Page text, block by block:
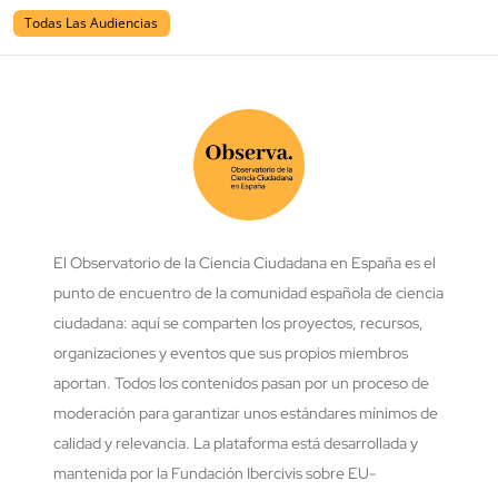
Todas Las Audiencias
El Observatorio de la Ciencia Ciudadana en España es el
punto de encuentro de la comunidad española de ciencia
ciudadana: aquí se comparten los proyectos, recursos,
organizaciones y eventos que sus propios miembros
aportan. Todos los contenidos pasan por un proceso de
moderación para garantizar unos estándares mínimos de
calidad y relevancia. La plataforma está desarrollada y
mantenida por la Fundación Ibercivis sobre EU-